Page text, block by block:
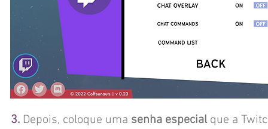
3. Depois, coloque uma senha especialque a